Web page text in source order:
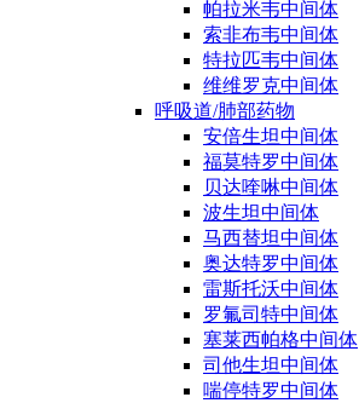
帕拉米韦中间体
索非布韦中间体
特拉匹韦中间体
维维罗克中间体
呼吸道/肺部药物
安倍生坦中间体
福莫特罗中间体
贝达喹啉中间体
波生坦中间体
马西替坦中间体
奥达特罗中间体
雷斯托沃中间体
罗氟司特中间体
塞莱西帕格中间体
司他生坦中间体
喘停特罗中间体